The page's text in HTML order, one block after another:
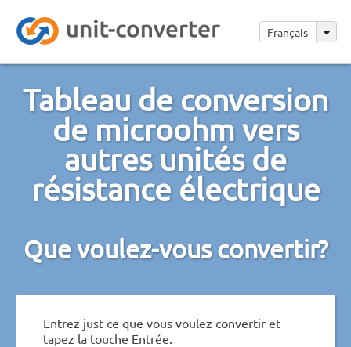
Français
Tableau de conversion
de microohm vers
autres unités de
résistance électrique
Que voulez-vous convertir?
Entrez just ce que vous voulez convertir et
tapez la touche Entrée.